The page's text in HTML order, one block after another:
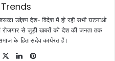
उद्देश्य देश- विदेश में हो रही सभी घटनाओ
रोजगार से जुड़ी खबरों को देश की जनता तक
के हित सदेव कार्यरत हैं।
Facebook
X LinkedIn